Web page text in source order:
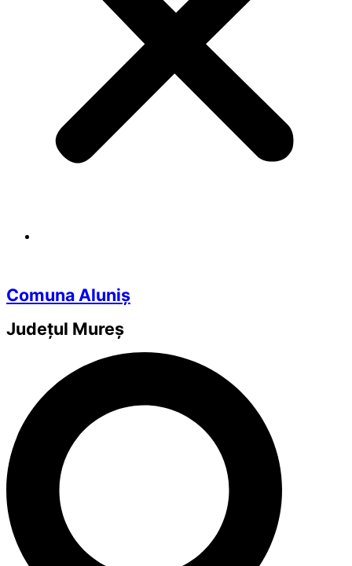
Comuna Aluniș
Județul Mureș